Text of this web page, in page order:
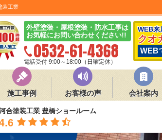
装工業
外壁塗装・屋根塗装・防水工事は
お気軽にお問い合わせください!!
0532-61-4368
電話受付 9:00～18:00（日曜定休）
WEB来
クオ
WEB
施工事例 お客様の声 会社案内
合塗装工業 豊橋ショールーム